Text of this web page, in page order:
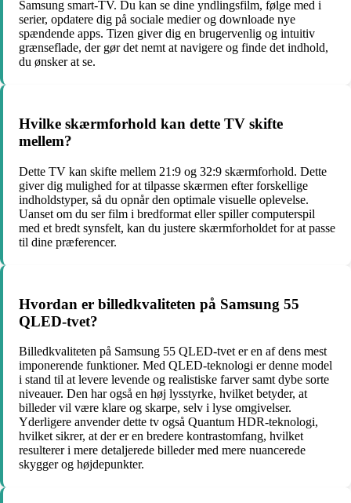
Samsung smart-TV. Du kan se dine yndlingsfilm, følge med i
serier, opdatere dig på sociale medier og downloade nye
spændende apps. Tizen giver dig en brugervenlig og intuitiv
grænseflade, der gør det nemt at navigere og finde det indhold,
du ønsker at se.
Hvilke skærmforhold kan dette TV skifte
mellem?
Dette TV kan skifte mellem 21:9 og 32:9 skærmforhold. Dette
giver dig mulighed for at tilpasse skærmen efter forskellige
indholdstyper, så du opnår den optimale visuelle oplevelse.
Uanset om du ser film i bredformat eller spiller computerspil
med et bredt synsfelt, kan du justere skærmforholdet for at passe
til dine præferencer.
Hvordan er billedkvaliteten på Samsung 55
QLED-tvet?
Billedkvaliteten på Samsung 55 QLED-tvet er en af ​​dens mest
imponerende funktioner. Med QLED-teknologi er denne model
i stand til at levere levende og realistiske farver samt dybe sorte
niveauer. Den har også en høj lysstyrke, hvilket betyder, at
billeder vil være klare og skarpe, selv i lyse omgivelser.
Yderligere anvender dette tv også Quantum HDR-teknologi,
hvilket sikrer, at der er en bredere kontrastomfang, hvilket
resulterer i mere detaljerede billeder med mere nuancerede
skygger og højdepunkter.